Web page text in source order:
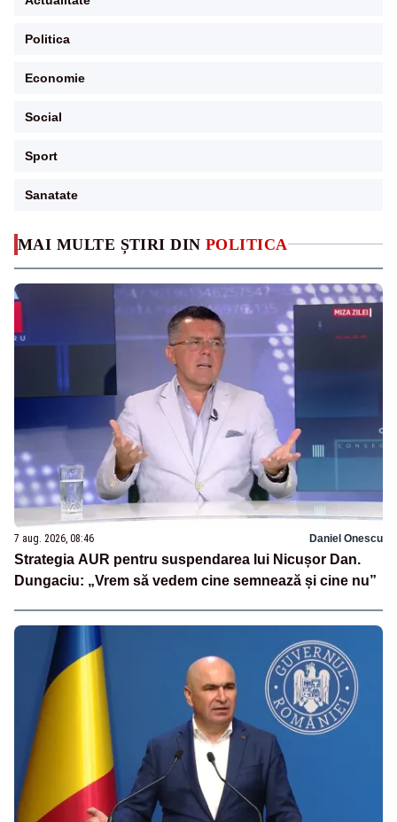
MAI MULTE ȘTIRI DIN POLITICA
7 aug. 2026, 08:46 Daniel Onescu
Strategia AUR pentru suspendarea lui Nicușor Dan.
Dungaciu: „Vrem să vedem cine semnează și cine nu”
Politica
Economie
Social
Sport
Sanatate